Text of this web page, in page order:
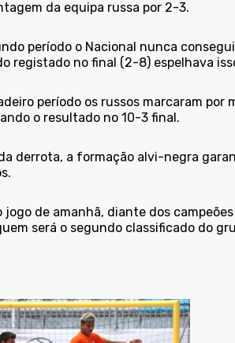
da equipa russa por 2-3.
período o Nacional nunca
registado no final (2-8) espelhava
período os russos marcaram
o resultado no 10-3 final.
derrota, a formação alvi-negra
jogo de amanhã, diante dos
será o segundo classificado do